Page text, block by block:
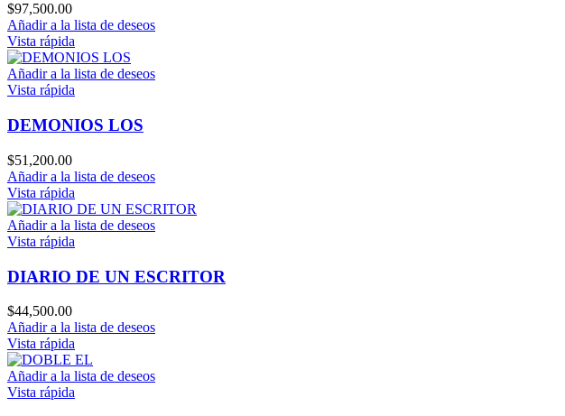
$97,500.00
Añadir a la lista de deseos
Vista rápida
Añadir a la lista de deseos
Vista rápida
DEMONIOS LOS
$51,200.00
Añadir a la lista de deseos
Vista rápida
Añadir a la lista de deseos
Vista rápida
DIARIO DE UN ESCRITOR
$44,500.00
Añadir a la lista de deseos
Vista rápida
Añadir a la lista de deseos
Vista rápida